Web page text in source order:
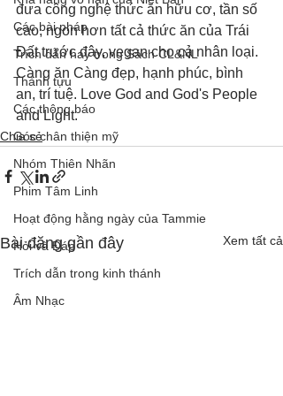
Các bài pháp
Trích dẫn hay trong Sách CL&NL
Thành tựu
Các thông báo
Góc chân thiện mỹ
Nhóm Thiên Nhãn
Phim Tâm Linh
Hoạt động hằng ngày của Tammie
Hỏi và Đáp
Trích dẫn trong kinh thánh
Âm Nhạc
đưa công nghệ thức ăn hữu cơ, tần số
cao, ngon hơn tất cả thức ăn của Trái
Đất trước đây, vegan cho cả nhân loại.
Càng ăn Càng đẹp, hạnh phúc, bình
an, trí tuệ. Love God and God's People
and Light.
Chia sẻ
Bài đăng gần đây Xem tất cả